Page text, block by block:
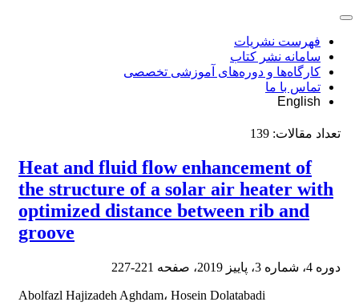
فهرست نشریات
سامانه نشر کتاب
کارگاه‌ها و دوره‌های آموزشی تخصصی
تماس با ما
English
تعداد مقالات: 139
Heat and fluid flow enhancement of
the structure of a solar air heater with
optimized distance between rib and
groove
دوره 4، شماره 3، پاییز 2019، صفحه 221-227
Abolfazl Hajizadeh Aghdam، Hosein Dolatabadi